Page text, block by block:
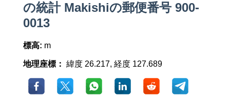
の統計 Makishiの郵便番号 900-
0013
標高: m
地理座標： 緯度 26.217, 経度 127.689